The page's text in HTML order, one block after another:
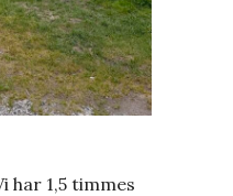
har 1,5 timmes